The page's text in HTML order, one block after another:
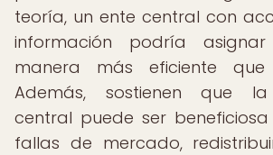
teoría, un ente central con
información podría
manera más eficiente
Además, sostienen que la
central puede ser
fallas de mercado,